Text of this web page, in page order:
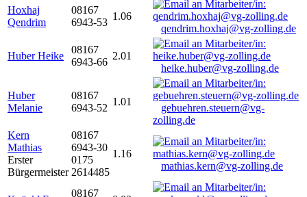
Hoxhaj
Qendrim
08167
6943-53
1.06
qendrim.hoxhaj@vg-zolling.de
Huber Heike
08167
6943-66
2.01
heike.huber@vg-zolling.de
Huber
Melanie
08167
6943-52
1.01
gebuehren.steuern@vg-
zolling.de
Kern
Mathias
Erster
Bürgermeister
08167
6943-30
0175
2614485
1.16
mathias.kern@vg-zolling.de
08167